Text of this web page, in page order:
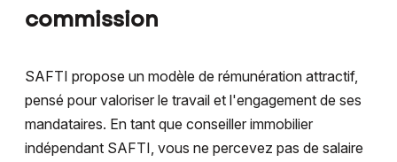
commission
SAFTI propose un modèle de rémunération attractif,
pensé pour valoriser le travail et l'engagement de ses
mandataires. En tant que conseiller immobilier
indépendant SAFTI, vous ne percevez pas de salaire